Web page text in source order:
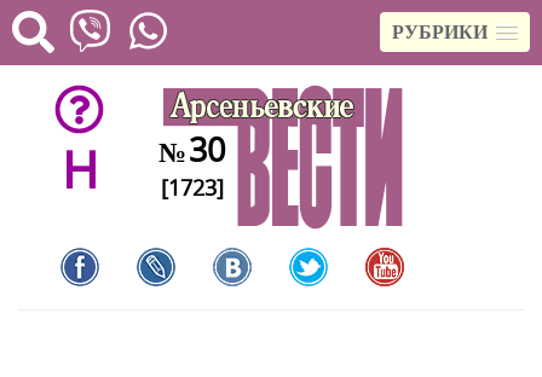
РУБРИКИ
H №30
[1723]